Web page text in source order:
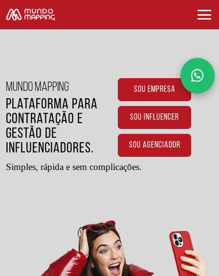
MUNDO MAPPING
Plataforma para
Contratação e
Gestão de
Influenciadores.
SOU EMPRESA
SOU INFLUENCER
SOU AGENCIADOR
Simples, rápida e sem complicações.